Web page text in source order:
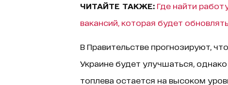
ЧИТАЙТЕ ТАКЖЕ: Где найти
вакансий, которая будет
В Правительстве прогнозируют,
Украине будет улучшаться,
топлева остается на высоком